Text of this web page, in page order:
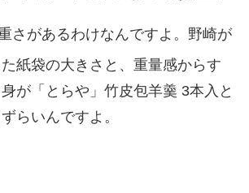
さがあるわけなんですよ。野崎が
紙袋の大きさと、重量感からす
が「とらや」竹皮包羊羹 3本入と
らいんですよ。